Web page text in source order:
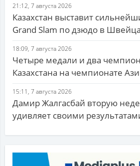
21:12, 7 августа 2026
Казахстан выставит
Grand Slam по дзюдо в
18:09, 7 августа 2026
Четыре медали и два
Казахстана на чемпионате
15:11, 7 августа 2026
Дамир Жалгасбай вторую
удивляет своими